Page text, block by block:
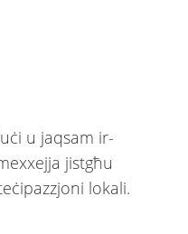
u jaqsam ir-
jistgħu
lokali.